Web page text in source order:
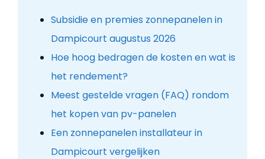
Subsidie en premies zonnepanelen in
Dampicourt augustus 2026
Hoe hoog bedragen de kosten en wat is
het rendement?
Meest gestelde vragen (FAQ) rondom
het kopen van pv-panelen
Een zonnepanelen installateur in
Dampicourt vergelijken